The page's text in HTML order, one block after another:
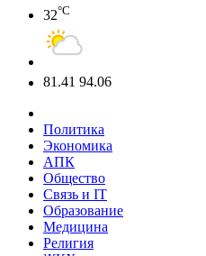
32°C
81.41 94.06
Политика
Экономика
АПК
Общество
Связь и IT
Образование
Медицина
Религия